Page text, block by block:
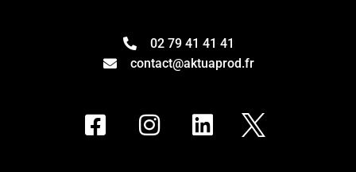
02 79 41 41 41
contact@aktuaprod.fr